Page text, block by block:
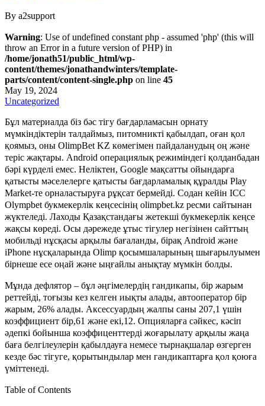
By a2support
Warning: Use of undefined constant php - assumed 'php' (this will
throw an Error in a future version of PHP) in
/home/jonath51/public_html/wp-
content/themes/jonathandwinters/template-
parts/content/content-single.php on line 45
May 19, 2024
Uncategorized
Бұл материалда біз бәс тігу бағдарламасын орнату
мүмкіндіктерін талдаймыз, питомникті қабылдап, оған қол
қоямыз, оны OlimpBet KZ көмегімен пайдаланудың оң және
теріс жақтары. Android операциялық режиміндегі қолданбадан
бәрі күрделі емес. Неліктен, Google мақсатты ойындарға
қатысты мәселелерге қатысты бағдарламалық құралды Play
Market-те орналастыруға рұқсат бермейді. Содан кейін ICC
Olympbet букмекерлік кеңсесінің olimpbet.kz ресми сайтынан
жүктеледі. Лаходы Қазақстандағы жетекші букмекерлік кеңсе
жақсы көреді. Осы дәрежеде ұтыс тігулер негізінен сайттың
мобильді нұсқасы арқылы бағаланды, бірақ Android және
iPhone нұсқаларында Olimp қосымшаларының шығарылуымен
бірнеше есе оңай және ыңғайлы анықтау мүмкін болды.
Мұнда дефлятор – бұл әңгімелердің гандикапы, бір жарым
реттейді, тоғызы кез келген иықты алады, автооператор бір
жарым, 26% алады. Аксессуардың жалпы саны 207,1 үшін
коэффициент бір,61 және екі,12. Опцияларға сәйкес, кәсіп
әдепкі бойынша коэффиценттерді жоғарылату арқылы жаңа
баға белгілеулерін қабылдауға немесе тырнақшалар өзгерген
кезде бәс тігуге, қорытындылар мен гандикаптарға қол қоюға
үміттенеді.
Table of Contents